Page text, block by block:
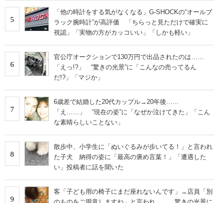
5
「他の時計をする気がなくなる」G-SHOCKの“オールブ
ラック腕時計”が高評価 「ちらっと見ただけで確実に
視認」「実物の方がカッコいい」「しかも軽い」
6
官公庁オークションで130万円で出品されたのは……
「えっ!?」 “驚きの光景”に「こんなの売ってるん
だ!?」「マジか」
7
6歳差で結婚した20代カップル→20年後……
「え……」 “現在の姿”に「なぜか泣けてきた」「こん
な素晴らしいことない」
8
散歩中、小学生に「ぬいぐるみが歩いてる！」と言われ
た子犬 納得の姿に「最高の褒め言葉！」「遭遇した
い」投稿者に話を聞いた
9
客「子ども用の椅子にまだ座れないんです」→店員「別